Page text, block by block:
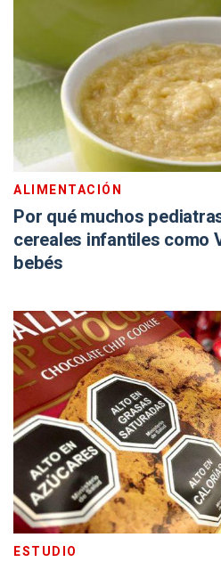
ALIMENTACIÓN
Por qué muchos
cereales infantiles como
bebés
ESTUDIO